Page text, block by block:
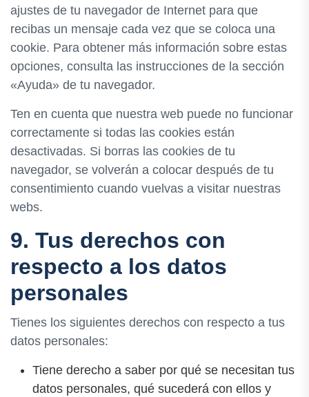
ajustes de tu navegador de Internet para que
recibas un mensaje cada vez que se coloca una
cookie. Para obtener más información sobre estas
opciones, consulta las instrucciones de la sección
«Ayuda» de tu navegador.
Ten en cuenta que nuestra web puede no funcionar
correctamente si todas las cookies están
desactivadas. Si borras las cookies de tu
navegador, se volverán a colocar después de tu
consentimiento cuando vuelvas a visitar nuestras
webs.
9. Tus derechos con
respecto a los datos
personales
Tienes los siguientes derechos con respecto a tus
datos personales:
Tiene derecho a saber por qué se necesitan tus
datos personales, qué sucederá con ellos y